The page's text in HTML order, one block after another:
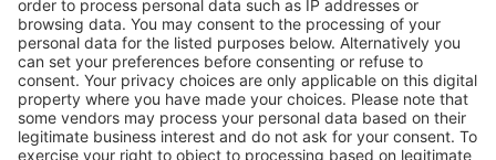
Download onze appen plan gemakkelijk uw